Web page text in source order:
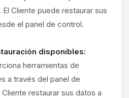
Cliente puede restaurar sus
el panel de control.
disponibles:
herramientas de
a través del panel de
restaurar sus datos a